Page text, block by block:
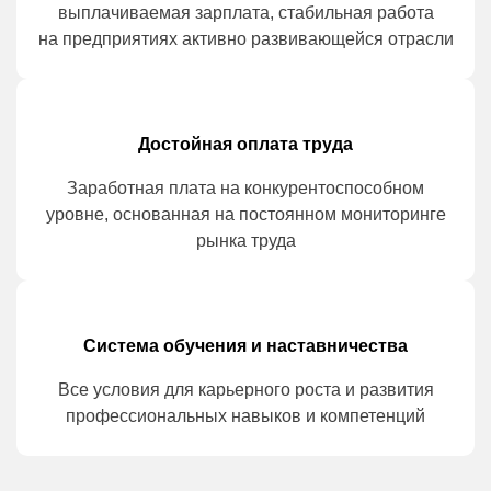
выплачиваемая зарплата, стабильная работа
на предприятиях активно развивающейся отрасли
Достойная оплата труда
Заработная плата на конкурентоспособном
уровне, основанная на постоянном мониторинге
рынка труда
Система обучения и наставничества
Все условия для карьерного роста и развития
профессиональных навыков и компетенций
Всегда рады молодым